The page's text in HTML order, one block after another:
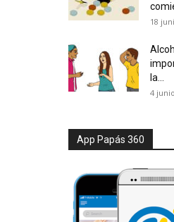
18
la...
4
App Papás 360